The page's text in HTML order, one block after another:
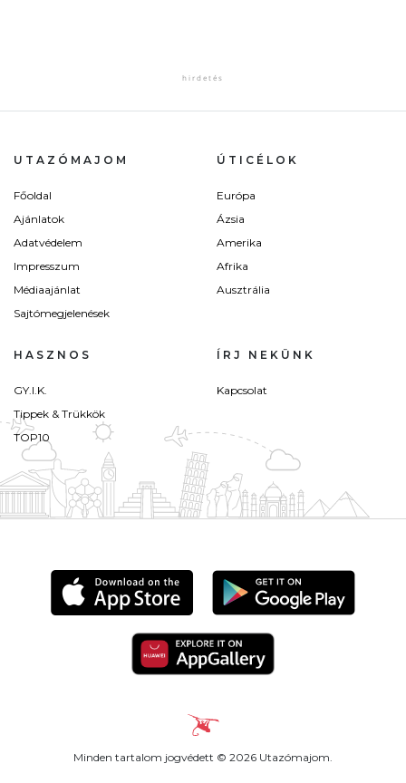
UTAZÓMAJOM
Főoldal
Ajánlatok
Adatvédelem
Impresszum
Médiaajánlat
Sajtómegjelenések
ÚTICÉLOK
Európa
Ázsia
Amerika
Afrika
Ausztrália
HASZNOS
GY.I.K.
Tippek & Trükkök
TOP10
ÍRJ NEKÜNK
Kapcsolat
Minden tartalom jogvédett © 2026 Utazómajom.